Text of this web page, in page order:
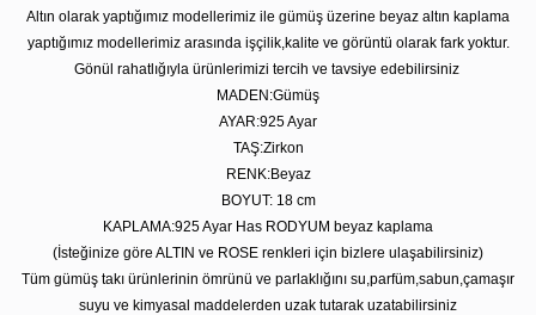
Altın olarak yaptığımız modellerimiz ile gümüş üzerine beyaz altın kaplama
yaptığımız modellerimiz arasında işçilik,kalite ve görüntü olarak fark yoktur.
Gönül rahatlığıyla ürünlerimizi tercih ve tavsiye edebilirsiniz
MADEN:Gümüş
AYAR:925 Ayar
TAŞ:Zirkon
RENK:Beyaz
BOYUT: 18 cm
KAPLAMA:925 Ayar Has RODYUM beyaz kaplama
(İsteğinize göre ALTIN ve ROSE renkleri için bizlere ulaşabilirsiniz)
Tüm gümüş takı ürünlerinin ömrünü ve parlaklığını su,parfüm,sabun,çamaşır
suyu ve kimyasal maddelerden uzak tutarak uzatabilirsiniz